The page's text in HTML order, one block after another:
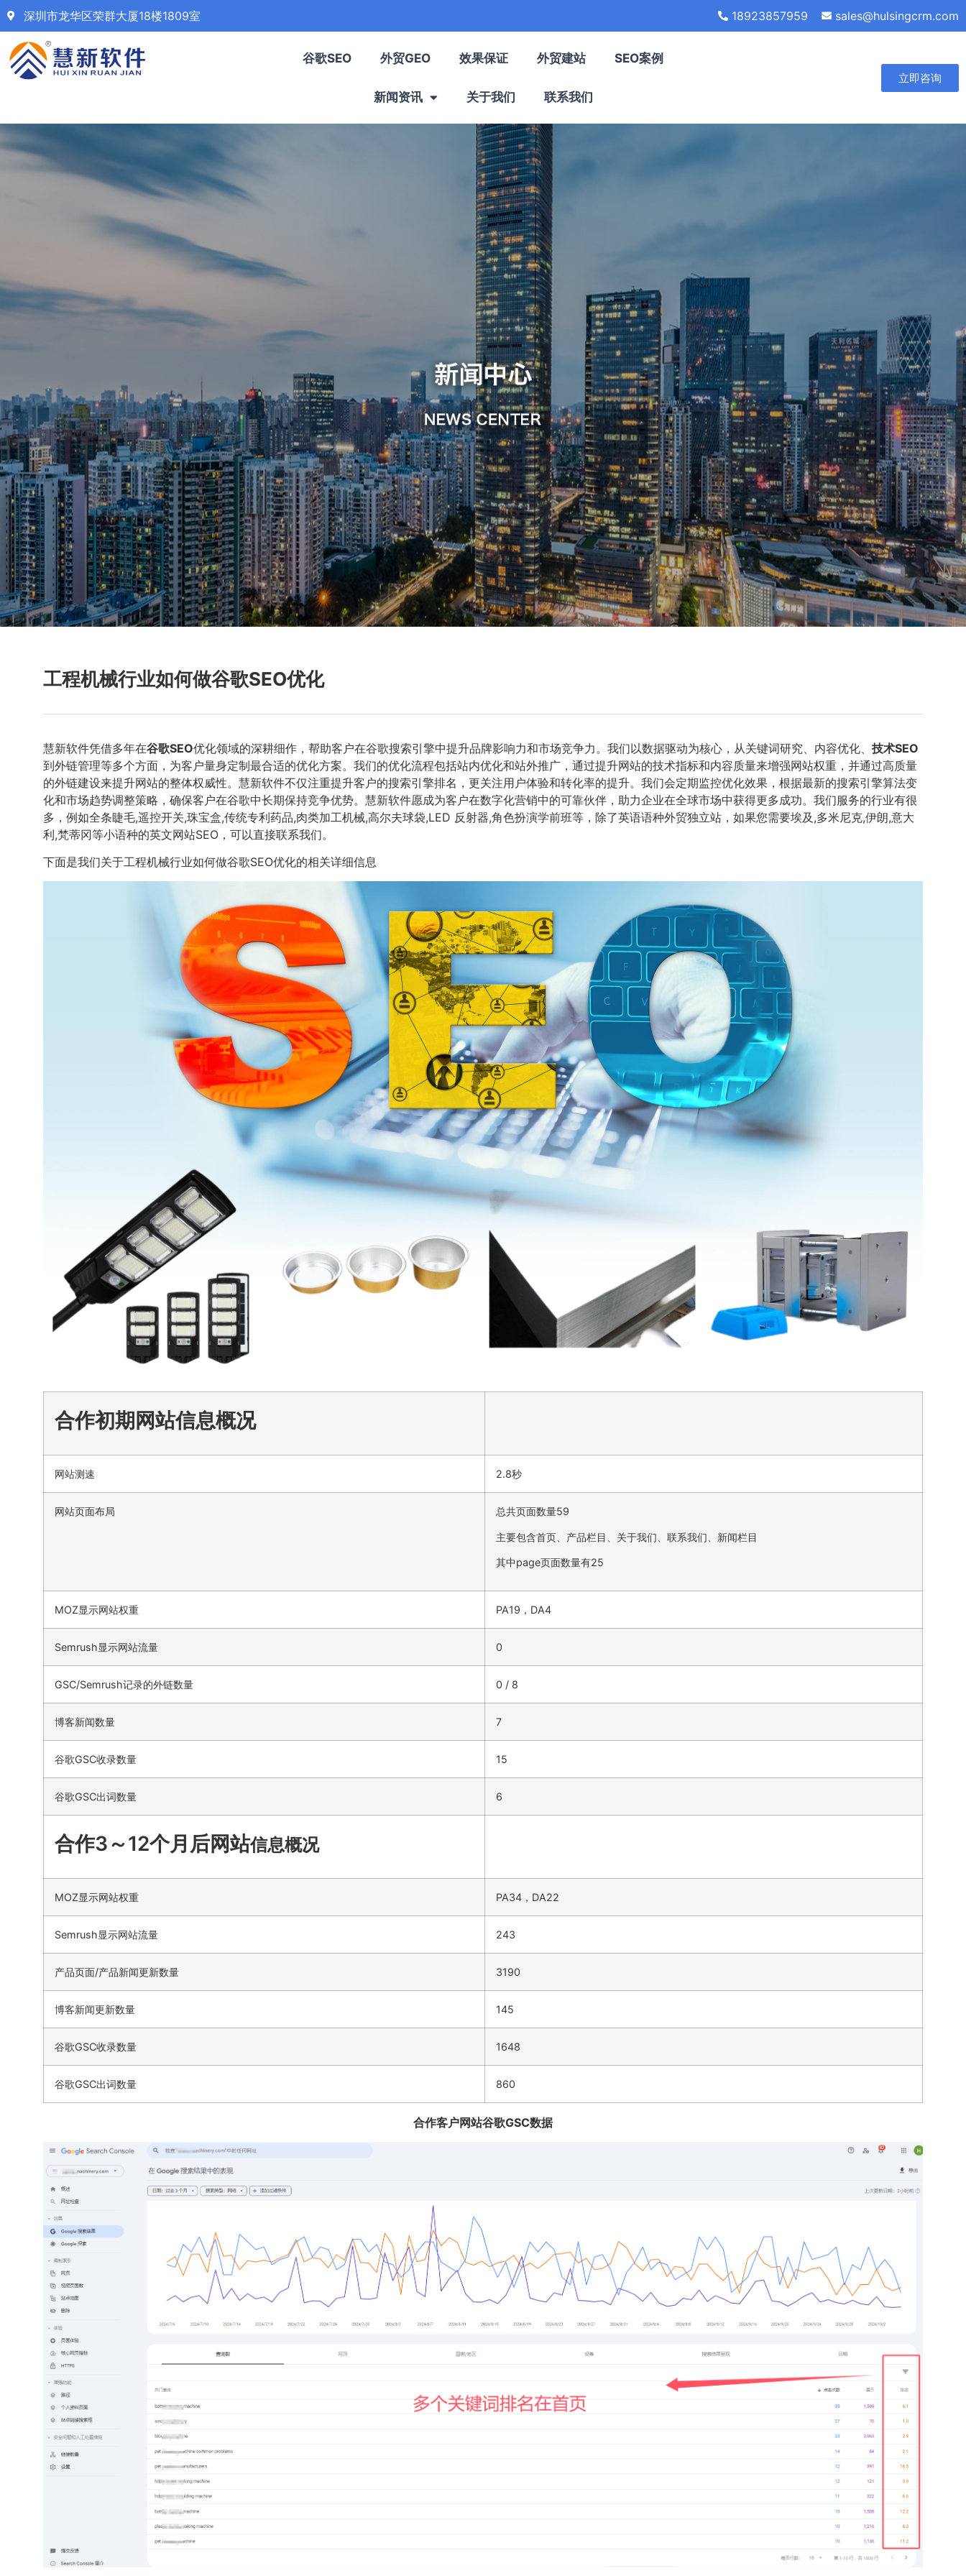
深圳市龙华区荣群大厦18楼1809室 18923857959 sales@hulsingcrm.com
谷歌SEO 外贸GEO 效果保证 外贸建站 SEO案例
新闻资讯 关于我们 联系我们
立即咨询
工程机械行业如何做谷歌SEO优化
慧新软件凭借多年在谷歌SEO优化领域的深耕细作，帮助客户在谷歌搜索引擎中提升品牌影响力和市场竞争力。我们以数据驱动为核心，从关键词研究、内容优化、 技术SEO
到外链管理等多个方面，为客户量身定制最合适的优化方案。我们的优化流程包括站内优化和站外推广，通过提升网站的技术指标和内容质量来增强网站权重，并通过高质量
的外链建设来提升网站的整体权威性。慧新软件不仅注重提升客户的搜索引擎排名，更关注用户体验和转化率的提升。我们会定期监控优化效果，根据最新的搜索引擎算法变
化和市场趋势调整策略，确保客户在谷歌中长期保持竞争优势。慧新软件愿成为客户在数字化营销中的可靠伙伴，助力企业在全球市场中获得更多成功。我们服务的行业有很
多，例如全条睫毛,遥控开关,珠宝盒,传统专利药品,肉类加工机械,高尔夫球袋,LED 反射器,角色扮演学前班等，除了英语语种外贸独立站，如果您需要埃及,多米尼克,伊朗,意大
利,梵蒂冈等小语种的英文网站SEO，可以直接联系我们。
下面是我们关于工程机械行业如何做谷歌SEO优化的相关详细信息
合作初期网站信息概况
网站测速 2.8秒
网站页面布局 总共页面数量59
主要包含首页、产品栏目、关于我们、联系我们、新闻栏目
其中page页面数量有25
MOZ显示网站权重 PA19，DA4
Semrush显示网站流量 0
GSC/Semrush记录的外链数量 0 / 8
博客新闻数量 7
谷歌GSC收录数量 15
谷歌GSC出词数量 6
合作3～12个月后网站信息概况
MOZ显示网站权重 PA34，DA22
Semrush显示网站流量 243
产品页面/产品新闻更新数量 3190
博客新闻更新数量 145
谷歌GSC收录数量 1648
谷歌GSC出词数量 860
合作客户网站谷歌GSC数据